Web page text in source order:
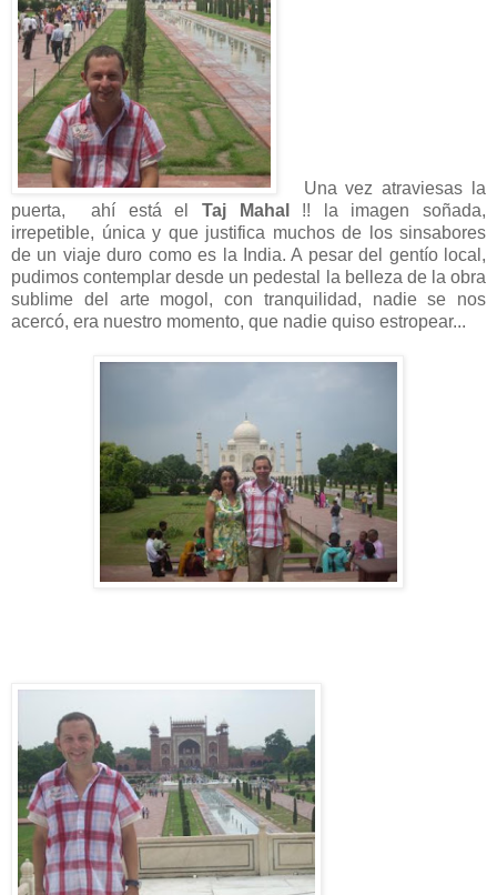
Una vez atraviesas la
puerta, ahí está el Taj Mahal
!! la imagen soñada,
irrepetible, única y que justifica muchos de los sinsabores
de un viaje duro como es la India. A pesar del gentío local,
pudimos contemplar desde un pedestal la belleza de la obra
sublime del arte mogol, con tranquilidad, nadie se nos
acercó, era nuestro momento, que nadie quiso estropear...